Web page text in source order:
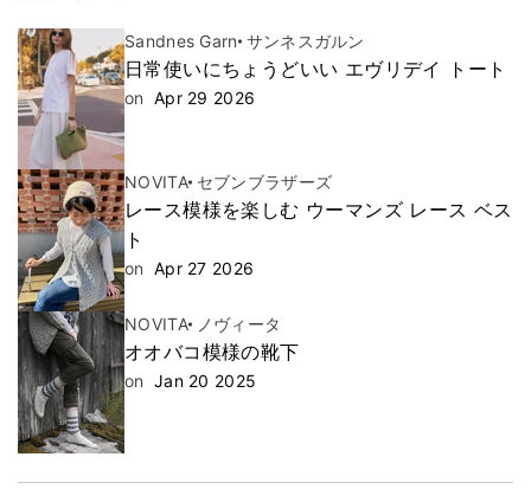
Sandnes Garn サンネスガルン
日常使いにちょうどいい エヴリデイ トート
on Apr 29 2026
NOVITA セブンブラザーズ
レース模様を楽しむ ウーマンズ レース ベス
ト
on Apr 27 2026
NOVITA ノヴィータ
オオバコ模様の靴下
on Jan 20 2025